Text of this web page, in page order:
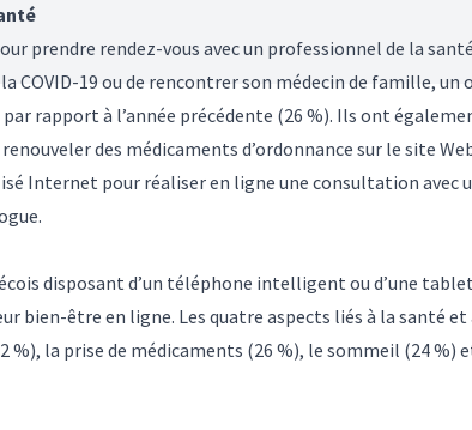
prendre rendez-vous avec un professionnel de la
COVID-19 ou de rencontrer son médecin de famille,
rapport à l’année précédente (26 %). Ils ont
des médicaments d’ordonnance sur le site
Internet pour réaliser en ligne une consultation avec
disposant d’un téléphone intelligent ou d’une
être en ligne. Les quatre aspects liés à la santé
%), la prise de médicaments (26 %), le sommeil (24 %)